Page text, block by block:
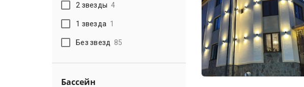
2 звезды 4
1 звезда 1
Без звезд 85
Бассейн